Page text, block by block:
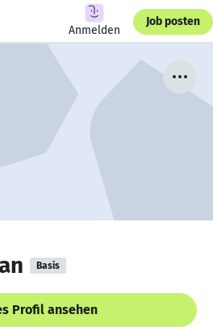
Anmelden
Job posten
Basis
Profil ansehen